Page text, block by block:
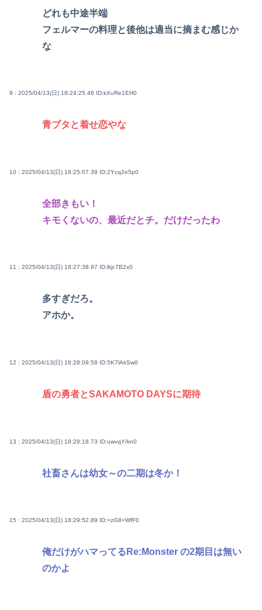
どれも中途半端
フェルマーの料理と後他は適当に摘まむ感じか
な
9 : 2025/04/13(日) 18:24:25.46 ID:kXuRe1EH0
青ブタと着せ恋やな
10 : 2025/04/13(日) 18:25:07.39 ID:2Ycq2e5p0
全部きもい！
キモくないの、最近だとチ。だけだったわ
11 : 2025/04/13(日) 18:27:38.97 ID:lkjc7B2x0
多すぎだろ。
アホか。
12 : 2025/04/13(日) 18:28:09.58 ID:5K7lAkSw0
盾の勇者とSAKAMOTO DAYSに期待
13 : 2025/04/13(日) 18:28:18.73 ID:uwvqY/kn0
社畜さんは幼女～の二期は冬か！
15 : 2025/04/13(日) 18:29:52.89 ID:+zG8+WfF0
俺だけがハマってるRe:Monster の2期目は無い
のかよ